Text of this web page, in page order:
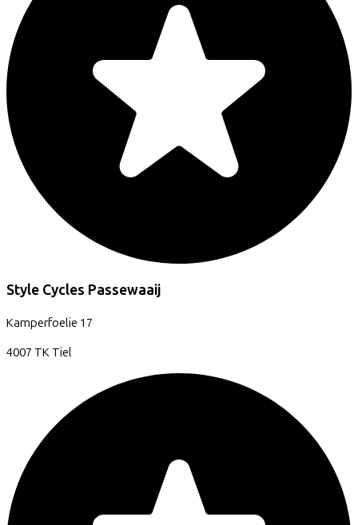
Style Cycles Passewaaij
Kamperfoelie 17
4007 TK Tiel